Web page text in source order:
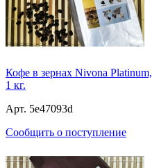
Кофе в зернах Nivona Platinum,
1 кг.
Арт. 5e47093d
Сообщить о поступление